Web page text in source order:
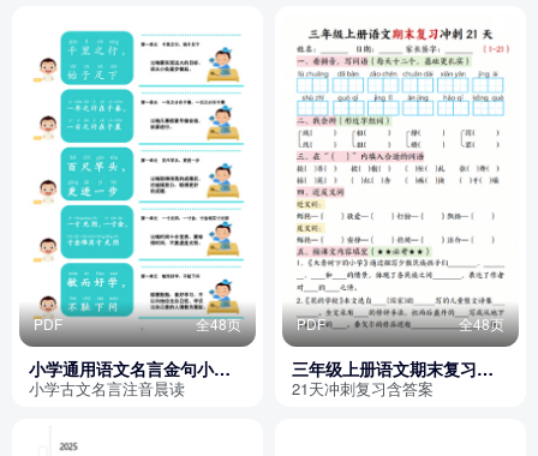
PDF 全48页
小学通用语文名言金句小古
文晨读240条（有注音）
小学古文名言注音晨读
PDF 全48页
三年级上册语文期末复习冲
刺21天（含答案）
21天冲刺复习含答案